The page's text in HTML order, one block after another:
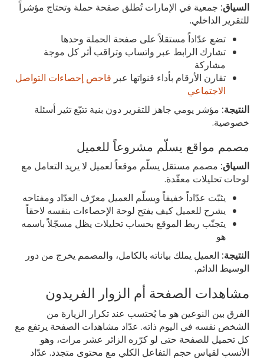
السياق: جمعية في الإمارات تُطلق صفحة حملة وتحتاج مؤشراً
للتقرير الداخلي.
تضع عدّاداً مستقلاً على صفحة الحملة وحدها
تشارك الرابط عبر واتساب وتراقب أثر كل موجة
مشاركة
تقارن الأرقام بأداء قنواتها عبر فاحص إحصاءات التواصل
الاجتماعي
النتيجة: مؤشر يومي جاهز للتقرير دون بنية تتبّع تثير أسئلة
خصوصية.
مصمم مواقع يسلّم مشروعاً للعميل
السياق: مصمم مستقل يسلّم موقعاً لعميل لا يريد التعامل مع
لوحات تحليلات معقّدة.
يثبّت عدّاداً خفيفاً ويسلّم العميل معرّف العدّاد ومفتاحه
يشرح للعميل كيف يفتح لوحة الإحصاءات بنفسه لاحقاً
يتجنّب ربط الموقع بحساب تحليلات يظل مسجّلاً باسمه
هو
النتيجة: العميل يملك بياناته بالكامل، والمصمم يخرج من دور
الوسيط الدائم.
مشاهدات الصفحة أم الزوار الفريدون
الفرق بين النوعين هو ما يُحتسب عند تكرار الزيارة من
الشخص نفسه في اليوم ذاته. عدّاد مشاهدات الصفحة يرتفع مع
كل تحميل للصفحة حتى لو كرّره الزائر عشر مرات، وهو
الأنسب لقياس حجم التفاعل الكلي مع محتوى متجدد. عدّاد